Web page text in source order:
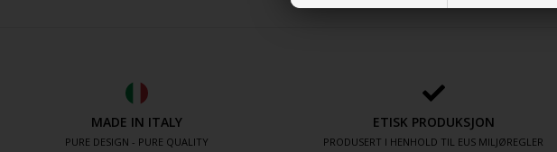
MADE IN ITALY
PURE DESIGN - PURE QUALITY
ETISK PRODUKSJON
PRODUSERT I HENHOLD TIL EUS MILJØREGLER